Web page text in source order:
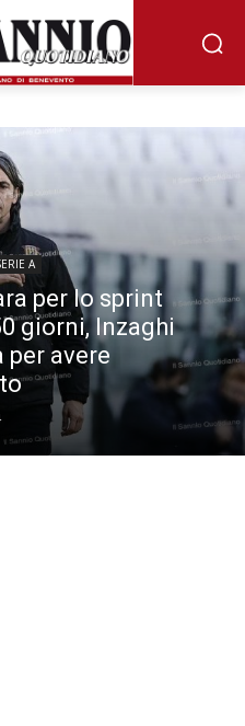
A
per lo sprint
giorni, Inzaghi
per avere